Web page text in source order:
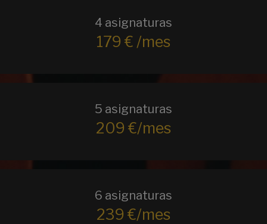
4 asignaturas
179 € /mes
5 asignaturas
209 €/mes
6 asignaturas
239 €/mes